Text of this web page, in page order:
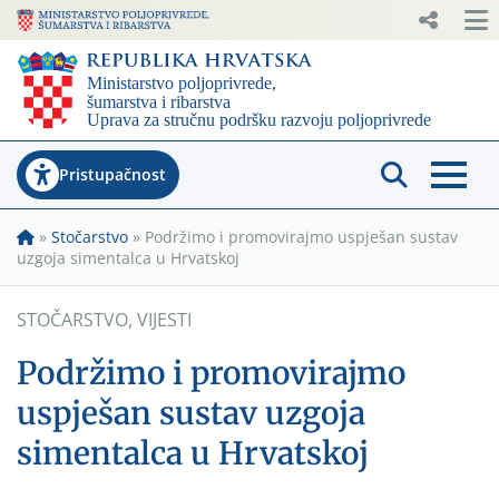
Pristupačnost
» Stočarstvo » Podržimo i promovirajmo uspješan sustav
uzgoja simentalca u Hrvatskoj
STOČARSTVO, VIJESTI
Podržimo i promovirajmo
uspješan sustav uzgoja
simentalca u Hrvatskoj